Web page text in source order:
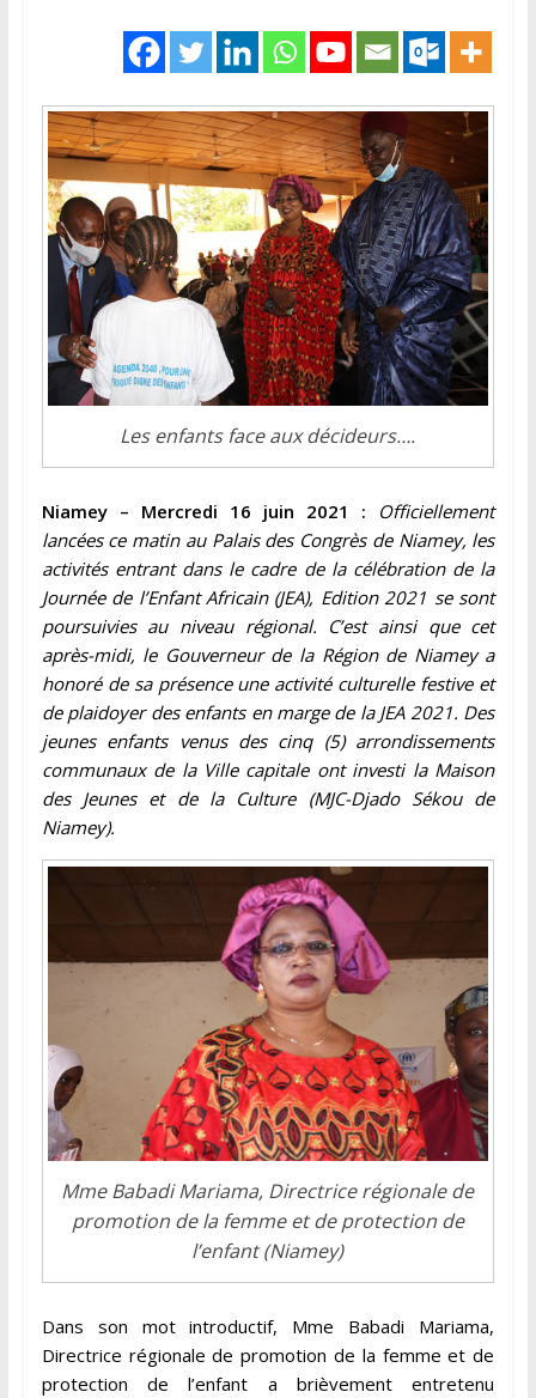
Les enfants face aux décideurs….
Niamey – Mercredi 16 juin 2021 :
Officiellement
lancées ce matin au Palais des Congrès de Niamey, les
activités entrant dans le cadre de la célébration de la
Journée de l’Enfant Africain (JEA), Edition 2021 se sont
poursuivies au niveau régional. C’est ainsi que cet
après-midi, le Gouverneur de la Région de Niamey a
honoré de sa présence une activité culturelle festive et
de plaidoyer des enfants en marge de la JEA 2021. Des
jeunes enfants venus des cinq (5) arrondissements
communaux de la Ville capitale ont investi la Maison
des Jeunes et de la Culture (MJC-Djado Sékou de
Niamey).
Mme Babadi Mariama, Directrice régionale de
promotion de la femme et de protection de
l’enfant (Niamey)
Dans son mot introductif, Mme Babadi Mariama,
Directrice régionale de promotion de la femme et de
protection de l’enfant a brièvement entretenu